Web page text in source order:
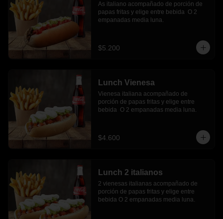
As italiano acompañado de porción de
papas fritas y elige entre bebida  O 2
empanadas media luna.
$5.200
Lunch Vienesa
Vienesa italiana acompañado de
porción de papas fritas y elige entre
bebida  O 2 empanadas media luna.
$4.600
Lunch 2 italianos
2 vienesas italianas acompañado de
porción de papas fritas y elige entre
bebida O 2 empanadas media luna.